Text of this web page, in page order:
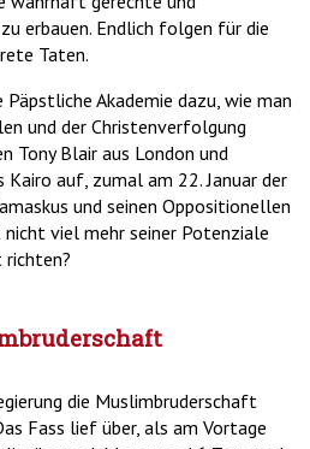
erbauen. Endlich folgen für die
Taten.
Akademie dazu, wie man
und der Christenverfolgung
Tony Blair aus London und
Kairo auf, zumal am 22. Januar der
und seinen Oppositionellen
viel mehr seiner Potenziale
die Muslimbruderschaft
Fass lief über, als am Vortage